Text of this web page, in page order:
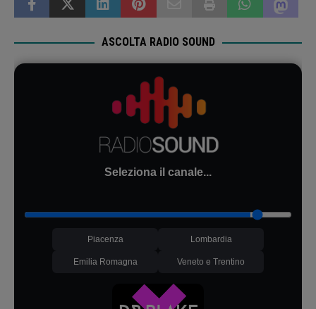
ASCOLTA RADIO SOUND
Seleziona il canale...
Piacenza Lombardia
Emilia Romagna Veneto e Trentino